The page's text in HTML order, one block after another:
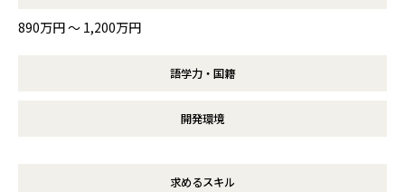
890万円 〜 1,200万円
語学力・国籍
開発環境
求めるスキル